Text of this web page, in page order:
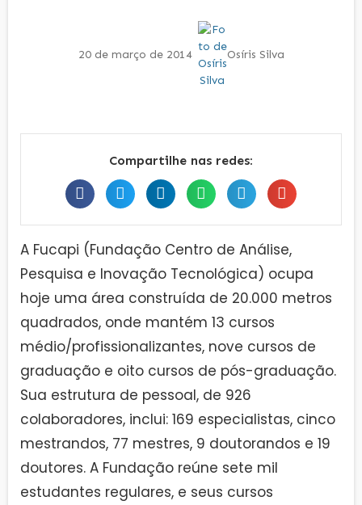
20 de março de 2014 Osíris Silva
Compartilhe nas redes:
A Fucapi (Fundação Centro de Análise,
Pesquisa e Inovação Tecnológica) ocupa
hoje uma área construída de 20.000 metros
quadrados, onde mantém 13 cursos
médio/profissionalizantes, nove cursos de
graduação e oito cursos de pós-graduação.
Sua estrutura de pessoal, de 926
colaboradores, inclui: 169 especialistas, cinco
mestrandos, 77 mestres, 9 doutorandos e 19
doutores. A Fundação reúne sete mil
estudantes regulares, e seus cursos